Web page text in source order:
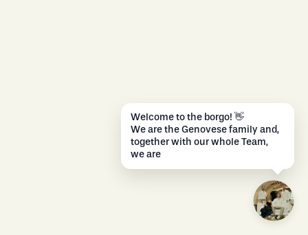
Welcometothe borgo! 👋
WearetheGenovesefamily and,
togetherwith ourwholeTeam,
weare